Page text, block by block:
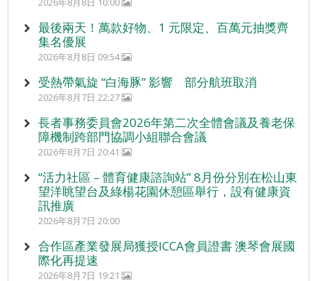
最後兩天！萬款好物、1 元限定、百萬元抽獎齊
集名優展
2026年8月8日 09:54
受熱帶氣旋 “白海豚” 影響 部分航班取消
2026年8月7日 22:27
長者事務委員會2026年第二次全體會議及養老保
障機制跨部門協調小組聯合會議
2026年8月7日 20:41
“活力社區 – 體育健康諮詢站” 8月份分別在松山東
望洋眺望台及綠楊花園休憩區舉行，設有健康資
訊推廣
2026年8月7日 20:00
合作區產業發展局獲授ICCA會員證書 澳琴會展國
際化再提速
2026年8月7日 19:21